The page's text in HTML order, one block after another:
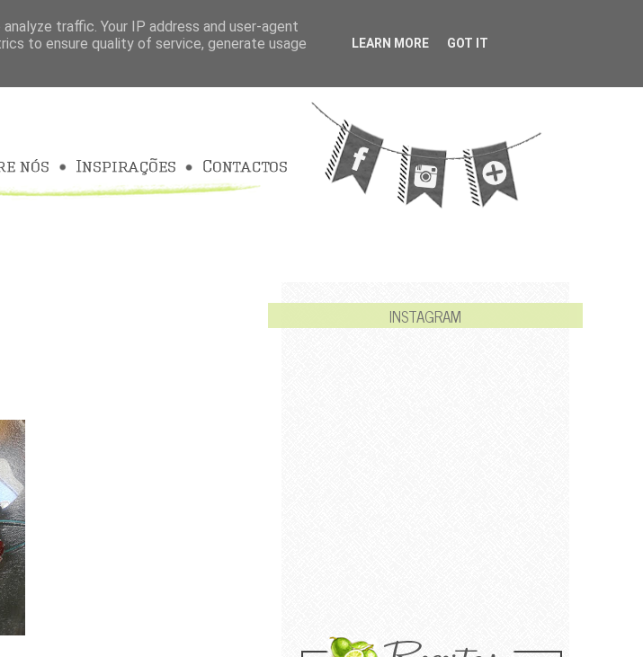
INSTAGRAM
traffic. Your IP address and user-agent
to ensure quality of service, generate usage
LEARN MORE GOT IT